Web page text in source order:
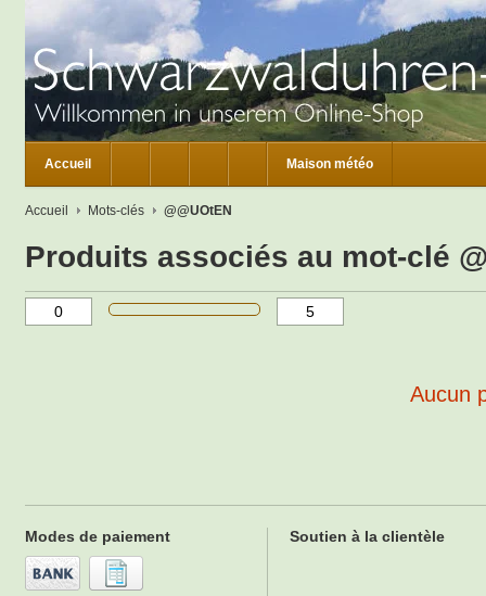
Accueil Maison météo
Accueil Mots-clés @@UOtEN
Produits associés au mot-clé
Aucun
Modes de paiement Soutien à la clientèle